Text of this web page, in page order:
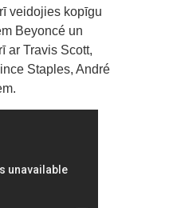
veidojies kopīgu
Beyoncé un
ar Travis Scott,
Staples, André